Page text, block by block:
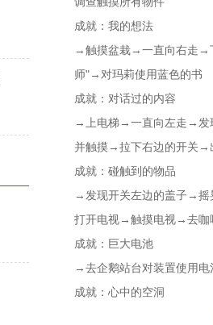
成就：我的想法
→触摸盆栽→一直向右走→
师"→对玛莉使用蓝色的书
成就：对话过的内容
→上电梯→一直向左走→发
并触摸→拉下右边的开关
成就：碰触到的物品
→发现开关左边的盖子→
打开电视→触摸电视→去咖
成就：巨大电池
→去企鹅站台对装置使用
成就：心中的空洞